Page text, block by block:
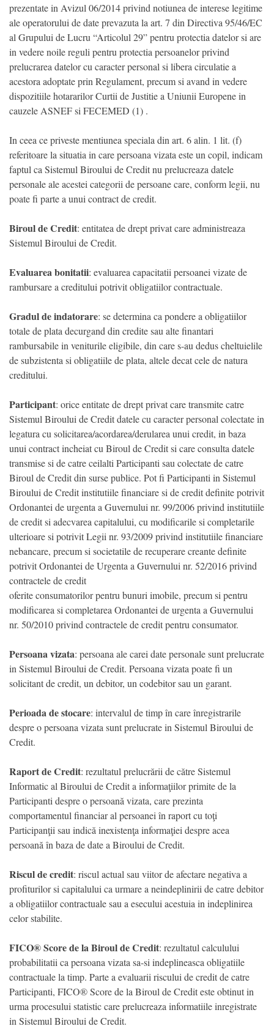
prezentate in Avizul 06/2014 privind notiunea de interese legitime
ale operatorului de date prevazuta la art. 7 din Directiva 95/46/EC
al Grupului de Lucru “Articolul 29” pentru protectia datelor si are
in vedere noile reguli pentru protectia persoanelor privind
prelucrarea datelor cu caracter personal si libera circulatie a
acestora adoptate prin Regulament, precum si avand in vedere
dispozitiile hotararilor Curtii de Justitie a Uniunii Europene in
cauzele ASNEF si FECEMED (1) .
In ceea ce priveste mentiunea speciala din art. 6 alin. 1 lit. (f)
referitoare la situatia in care persoana vizata este un copil, indicam
faptul ca Sistemul Biroului de Credit nu prelucreaza datele
personale ale acestei categorii de persoane care, conform legii, nu
poate fi parte a unui contract de credit.
Biroul de Credit: entitatea de drept privat care administreaza
Sistemul Biroului de Credit.
Evaluarea bonitatii: evaluarea capacitatii persoanei vizate de
rambursare a creditului potrivit obligatiilor contractuale.
Gradul de indatorare: se determina ca pondere a obligatiilor
totale de plata decurgand din credite sau alte finantari
rambursabile in veniturile eligibile, din care s-au dedus cheltuielile
de subzistenta si obligatiile de plata, altele decat cele de natura
creditului.
Participant: orice entitate de drept privat care transmite catre
Sistemul Biroului de Credit datele cu caracter personal colectate in
legatura cu solicitarea/acordarea/derularea unui credit, in baza
unui contract incheiat cu Biroul de Credit si care consulta datele
transmise si de catre ceilalti Participanti sau colectate de catre
Biroul de Credit din surse publice. Pot fi Participanti in Sistemul
Biroului de Credit institutiile financiare si de credit definite potrivit
Ordonantei de urgenta a Guvernului nr. 99/2006 privind institutiile
de credit si adecvarea capitalului, cu modificarile si completarile
ulterioare si potrivit Legii nr. 93/2009 privind institutiile financiare
nebancare, precum si societatile de recuperare creante definite
potrivit Ordonantei de Urgenta a Guvernului nr. 52/2016 privind
contractele de credit
oferite consumatorilor pentru bunuri imobile, precum si pentru
modificarea si completarea Ordonantei de urgenta a Guvernului
nr. 50/2010 privind contractele de credit pentru consumator.
Persoana vizata: persoana ale carei date personale sunt prelucrate
in Sistemul Biroului de Credit. Persoana vizata poate fi un
solicitant de credit, un debitor, un codebitor sau un garant.
Perioada de stocare: intervalul de timp în care înregistrarile
despre o persoana vizata sunt prelucrate in Sistemul Biroului de
Credit.
Raport de Credit: rezultatul prelucrării de către Sistemul
Informatic al Biroului de Credit a informaţiilor primite de la
Participanti despre o persoană vizata, care prezinta
comportamentul financiar al persoanei în raport cu toţi
Participanţii sau indică inexistenţa informaţiei despre acea
persoană în baza de date a Biroului de Credit.
Riscul de credit: riscul actual sau viitor de afectare negativa a
profiturilor si capitalului ca urmare a neindeplinirii de catre debitor
a obligatiilor contractuale sau a esecului acestuia in indeplinirea
celor stabilite.
FICO® Score de la Biroul de Credit: rezultatul calculului
probabilitatii ca persoana vizata sa-si indeplineasca obligatiile
contractuale la timp. Parte a evaluarii riscului de credit de catre
Participanti, FICO® Score de la Biroul de Credit este obtinut in
urma procesului statistic care prelucreaza informatiile inregistrate
in Sistemul Biroului de Credit.